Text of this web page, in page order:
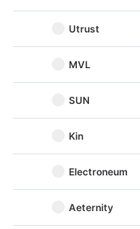
Utrust
MVL
SUN
Kin
Electroneum
Aeternity